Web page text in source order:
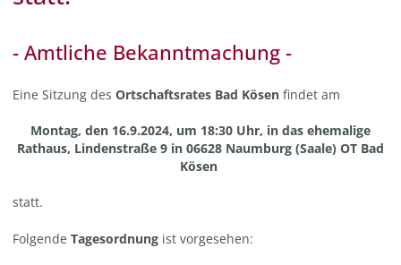
- Amtliche Bekanntmachung -
Eine Sitzung des Ortschaftsrates Bad Kösenfindet am
Montag, den 16.9.2024, um 18:30 Uhr, in das ehemalige
Rathaus, Lindenstraße 9 in 06628 Naumburg (Saale) OT Bad
Kösen
statt.
Folgende Tagesordnungist vorgesehen: